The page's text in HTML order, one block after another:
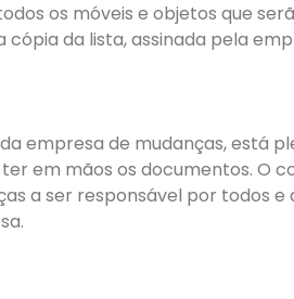
os móveis e objetos que
da lista, assinada pela
empresa de mudanças, está
em mãos os documentos. O
a ser responsável por todos e